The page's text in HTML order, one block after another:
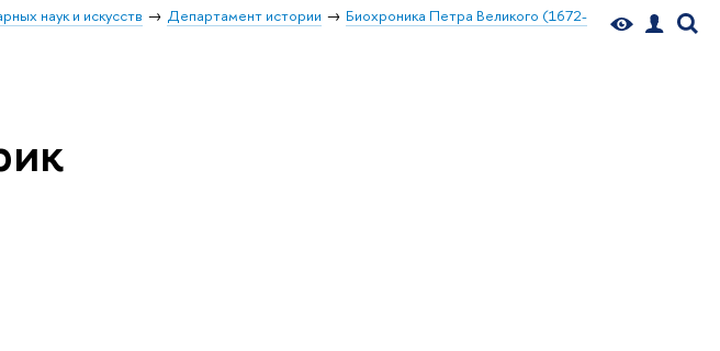
наук и искусств Департамент истории
Биохроника Петра Великого (1672-